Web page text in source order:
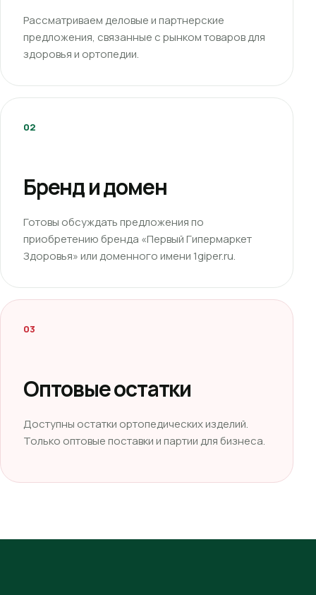
Рассматриваем деловые и партнерские
предложения, связанные с рынком товаров для
здоровья и ортопедии.
02
Бренд и домен
Готовы обсуждать предложения по
приобретению бренда «Первый Гипермаркет
Здоровья» или доменного имени 1giper.ru.
03
Оптовые остатки
Доступны остатки ортопедических изделий.
Только оптовые поставки и партии для бизнеса.